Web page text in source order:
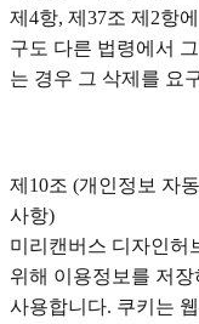
제4항, 제37조 제2항
구도 다른 법령에서
는 경우 그 삭제를 요
제10조 (개인정보 자
사항)
미리캔버스 디자인허
위해 이용정보를 저장
사용합니다. 쿠키는